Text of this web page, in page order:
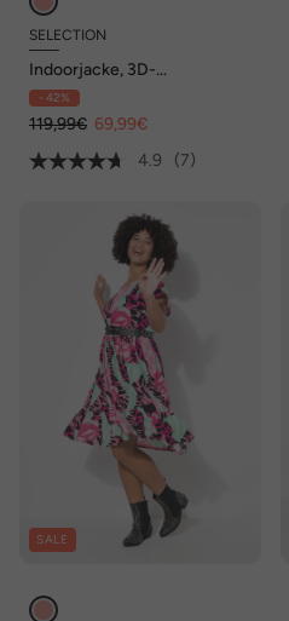
SELECTION
Indoorjacke, 3D-
Zackenmuster, A-Linie, V-
Ausschnitt
- 42%
119,99€ 69,99€
4.9
(7)
SALE